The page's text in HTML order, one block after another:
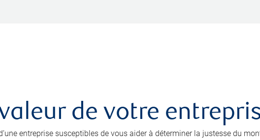
de votre
entreprise susceptibles de vous aider à déterminer la justesse du